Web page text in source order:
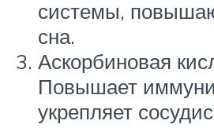
системы,
сна.
Аскорбиновая
Повышает
укрепляет